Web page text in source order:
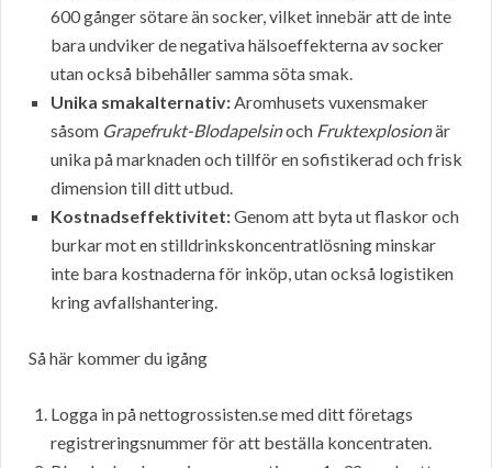
600 gånger sötare än socker, vilket innebär att de inte
bara undviker de negativa hälsoeffekterna av socker
utan också bibehåller samma söta smak.
Unika smakalternativ:Aromhusets vuxensmaker
såsom Grapefrukt-Blodapelsinoch Fruktexplosionär
unika på marknaden och tillför en sofistikerad och frisk
dimension till ditt utbud.
Kostnadseffektivitet:Genom att byta ut flaskor och
burkar mot en stilldrinkskoncentratlösning minskar
inte bara kostnaderna för inköp, utan också logistiken
kring avfallshantering.
Så här kommer du igång
Logga in på nettogrossisten.se med ditt företags
registreringsnummer för att beställa koncentraten.